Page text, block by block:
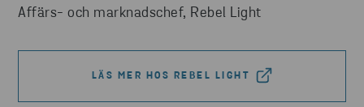
Affärs- och marknadschef, Rebel Light
LÄS MER HOS REBEL LIGHT